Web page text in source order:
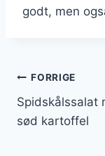
godt, men
FORRIGE
Spidskålssalat
sød kartoffel